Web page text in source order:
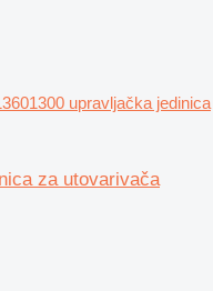
upravljačka jedinica
za utovarivača